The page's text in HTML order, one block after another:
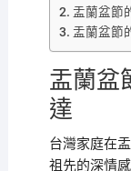
盂蘭盆節
盂蘭盆節
盂蘭盆
達
台灣家庭在
祖先的深情